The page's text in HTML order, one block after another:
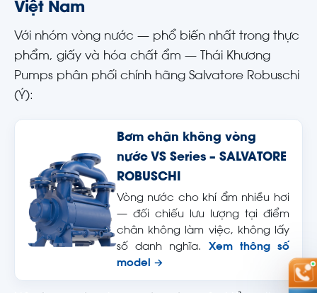
Việt Nam
Với nhóm vòng nước — phổ biến nhất trong thực
phẩm, giấy và hóa chất ẩm — Thái Khương
Pumps phân phối chính hãng Salvatore Robuschi
(Ý):
Bơm chân không vòng
nước VS Series – SALVATORE
ROBUSCHI
Vòng nước cho khí ẩm nhiều hơi
— đối chiếu lưu lượng tại điểm
chân không làm việc, không lấy
số danh nghĩa. Xem thông số
model →